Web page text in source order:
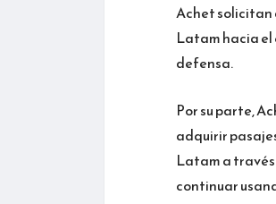
Achet solicitan
Latam hacia
defensa.
Por su parte,
adquirir
Latam a
continuar